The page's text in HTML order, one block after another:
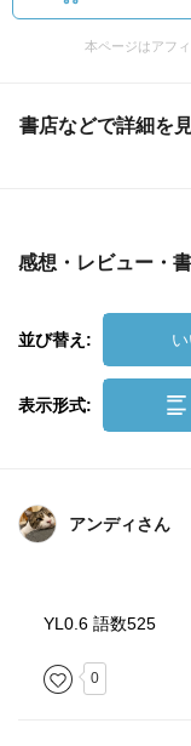
本ページはアフ
書店などで詳細を
感想・レビュー・
並び替え:
表示形式:
アンディさん
YL0.6 語数525
0